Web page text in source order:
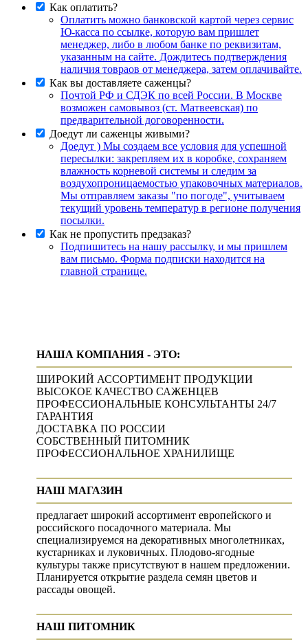
Как оплатить?
Оплатить можно банковской картой через сервис
Ю-касса по ссылке, которую вам пришлет
менеджер, либо в любом банке по реквизитам,
указанным на сайте. Дождитесь подтверждения
наличия товраов от менеджера, затем оплачивайте.
Как вы доставляете саженцы?
Почтой РФ и СДЭК по всей России. В Москве
возможен самовывоз (ст. Матвеевская) по
предварительной договоренности.
Доедут ли саженцы живыми?
Доедут ) Мы создаем все условия для успешной
пересылки: закрепляем их в коробке, сохраняем
влажность корневой системы и следим за
воздухопроницаемостью упаковочных материалов.
Мы отправляем заказы "по погоде", учитываем
текущий уровень температур в регионе получения
посылки.
Как не пропустить предзаказ?
Подпишитесь на нашу рассылку, и мы пришлем
вам письмо. Форма подписки находится на
главной странице.
НАША КОМПАНИЯ - ЭТО:
ШИРОКИЙ АССОРТИМЕНТ ПРОДУКЦИИ
ВЫСОКОЕ КАЧЕСТВО САЖЕНЦЕВ
ПРОФЕССИОНАЛЬНЫЕ КОНСУЛЬТАНТЫ 24/7
ГАРАНТИЯ
ДОСТАВКА ПО РОССИИ
СОБСТВЕННЫЙ ПИТОМНИК
ПРОФЕССИОНАЛЬНОЕ ХРАНИЛИЩЕ
НАШ МАГАЗИН
предлагает широкий ассортимент европейского и
российского посадочного материала. Мы
специализируемся на декоративных многолетниках,
кустарниках и луковичных. Плодово-ягодные
культуры также присутствуют в нашем предложении.
Планируется открытие раздела семян цветов и
рассады овощей.
НАШ ПИТОМНИК